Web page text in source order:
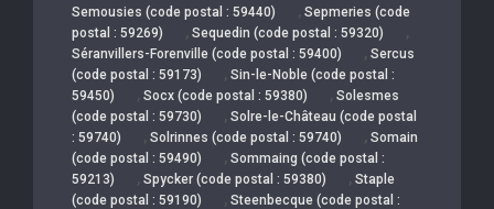
Semousies (code postal : 59440) , Sepmeries (code
postal : 59269)
, Sequedin (code postal : 59320) ,
Séranvillers-Forenville (code postal : 59400) , Sercus
(code postal : 59173)
, Sin-le-Noble (code postal :
59450)
, Socx (code postal : 59380) , Solesmes
(code postal : 59730)
, Solre-le-Château (code postal
: 59740)
, Solrinnes (code postal : 59740) , Somain
(code postal : 59490)
, Sommaing (code postal :
59213)
, Spycker (code postal : 59380) , Staple
(code postal : 59190)
, Steenbecque (code postal :